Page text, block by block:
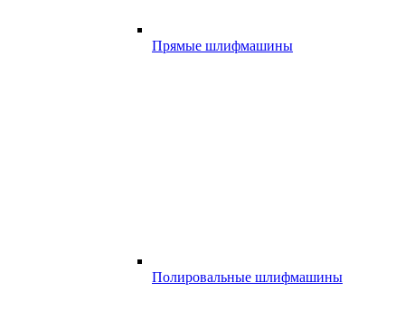
Прямые шлифмашины
Полировальные шлифмашины